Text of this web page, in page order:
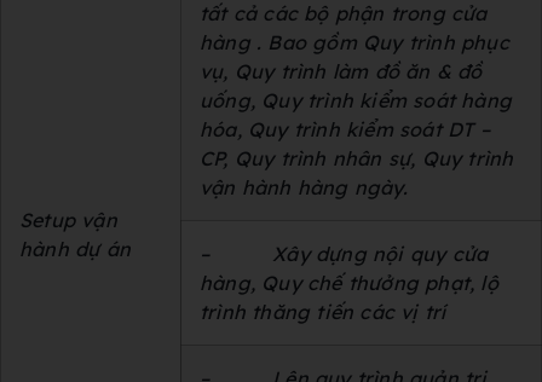
Setup vận
hành dự án
tất cả các bộ phận trong cửa
hàng . Bao gồm Quy trình phục
vụ, Quy trình làm đồ ăn & đồ
uống, Quy trình kiểm soát hàng
hóa, Quy trình kiểm soát DT–
CP, Quy trình nhân sự, Quy trình
vận hành hàng ngày.
–
Xây dựng nội quy cửa
hàng, Quy chế thưởng phạt, lộ
trình thăng tiến các vị trí